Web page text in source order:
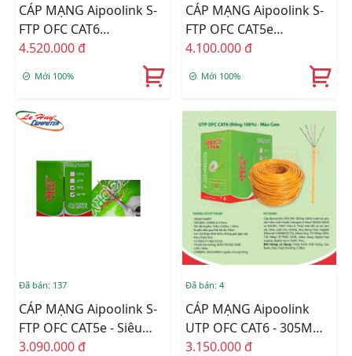
CÁP MẠNG Aipoolink S-
FTP OFC CAT6
OUTDOOR MESSENGER
WIRE - Cáp Ngoài Trời
Đồng 100% - Đen
4.520.000 đ
Mới 100%
CÁP MẠNG Aipoolink S-
FTP OFC CAT5e
OUTDOOR MESSENGER
WIRE - Cáp Ngoài Trời
Đồng 100% - Đen
4.100.000 đ
Mới 100%
Đã bán: 137
CÁP MẠNG Aipoolink S-
FTP OFC CAT5e - Siêu
Chống Nhiễu Đồng
3.090.000 đ
Đã bán: 4
CÁP MẠNG Aipoolink
UTP OFC CAT6 - 305M
ĐỒNG 100% MÀU CAM
3.150.000 đ